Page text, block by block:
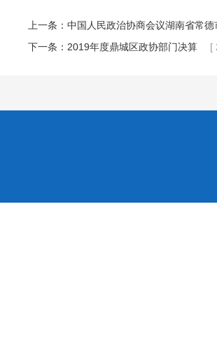
上一条： 中国人民政治协商会议湖南省常
下一条： 2019年度鼎城区政协部门决算 [